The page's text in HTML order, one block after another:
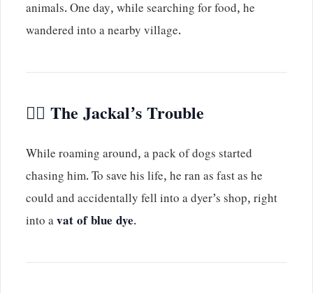
animals. One day, while searching for food, he
wandered into a nearby village.
🏃‍♂️ The Jackal’s Trouble
While roaming around, a pack of dogs started
chasing him. To save his life, he ran as fast as he
could and accidentally fell into a dyer’s shop, right
into avat of blue dye.